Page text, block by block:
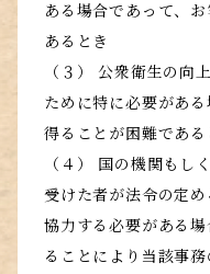
ある場合であって、
あるとき
（３） 公衆衛生の向
ために特に必要があ
得ることが困難である
（４） 国の機関もし
受けた者が法令の定
協力する必要がある
ることにより当該事